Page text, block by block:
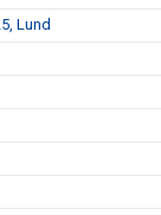
Lund